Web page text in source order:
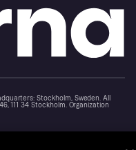
Stockholm, Sweden. All
111 34 Stockholm. Organization